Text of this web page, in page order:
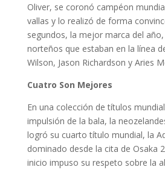
Oliver, se coronó campéon
vallas y lo realizó de forma
segundos, la mejor marca del
norteños que estaban en la línea
Wilson, Jason Richardson y Aries
Cuatro Son Mejores
En una colección de títulos
impulsión de la bala, la
logró su cuarto título mundial, la
dominado desde la cita de Osaka
inicio impuso su respeto sobre la